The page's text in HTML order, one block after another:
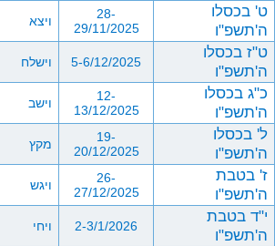
ט' בכסלו
ה'תשפ"ו
28-
29/11/2025
ויצא
ט"ז בכסלו
ה'תשפ"ו
5-6/12/2025 וישלח
כ"ג בכסלו
ה'תשפ"ו
12-
13/12/2025
וישב
ל' בכסלו
ה'תשפ"ו
19-
20/12/2025
מקץ
ז' בטבת
ה'תשפ"ו
26-
27/12/2025
ויגש
י"ד בטבת
ה'תשפ"ו
2-3/1/2026 ויחי